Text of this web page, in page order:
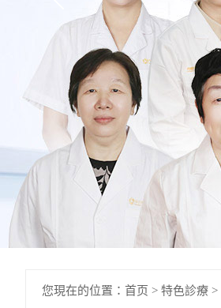
您現在的位置： 首页 > 特色診療 >